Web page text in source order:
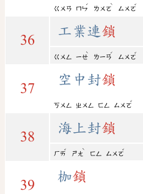
ㄍㄨㄢ ㄇㄣ
ˊ
ㄌㄨㄛ
ˋ
ㄙㄨㄛ
ˇ
36
工業連鎖
ㄍㄨㄥ ㄧㄝ
ˋ
ㄌㄧㄢ
ˊ
ㄙㄨㄛ
ˇ
37
空中封鎖
ㄎㄨㄥ ㄓㄨㄥ ㄈㄥ ㄙㄨㄛ
ˇ
38
海上封鎖
ㄏㄞ
ˇ
ㄕㄤ
ˋ
ㄈㄥ ㄙㄨㄛ
ˇ
39
枷鎖